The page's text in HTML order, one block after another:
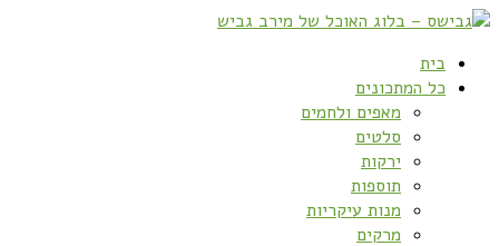
בית
כל המתכונים
מאפים ולחמים
סלטים
ירקות
תוספות
מנות עיקריות
מרקים